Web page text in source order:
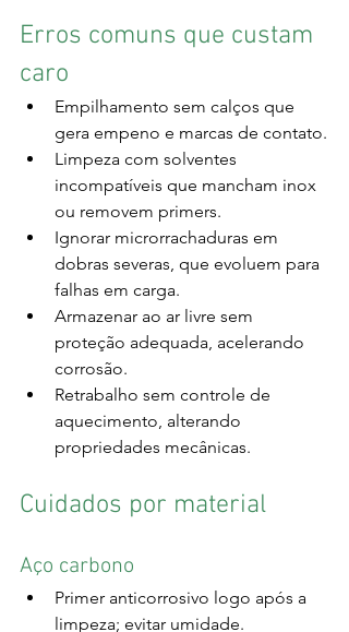
Erros comuns que custam
caro
Empilhamento sem calços que
gera empeno e marcas de contato.
Limpeza com solventes
incompatíveis que mancham inox
ou removem primers.
Ignorar microrrachaduras em
dobras severas, que evoluem para
falhas em carga.
Armazenar ao ar livre sem
proteção adequada, acelerando
corrosão.
Retrabalho sem controle de
aquecimento, alterando
propriedades mecânicas.
Cuidados por material
Aço carbono
Primer anticorrosivo logo após a
limpeza; evitar umidade.